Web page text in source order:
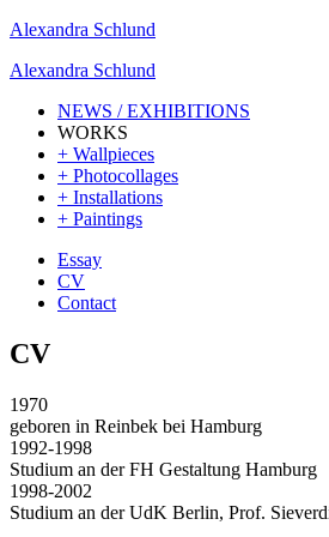
Alexandra Schlund
Alexandra Schlund
NEWS / EXHIBITIONS
WORKS
+ Wallpieces
+ Photocollages
+ Installations
+ Paintings
Essay
CV
Contact
CV
1970
geboren in Reinbek bei Hamburg
1992-1998
Studium an der FH Gestaltung Hamburg
1998-2002
Studium an der UdK Berlin, Prof.